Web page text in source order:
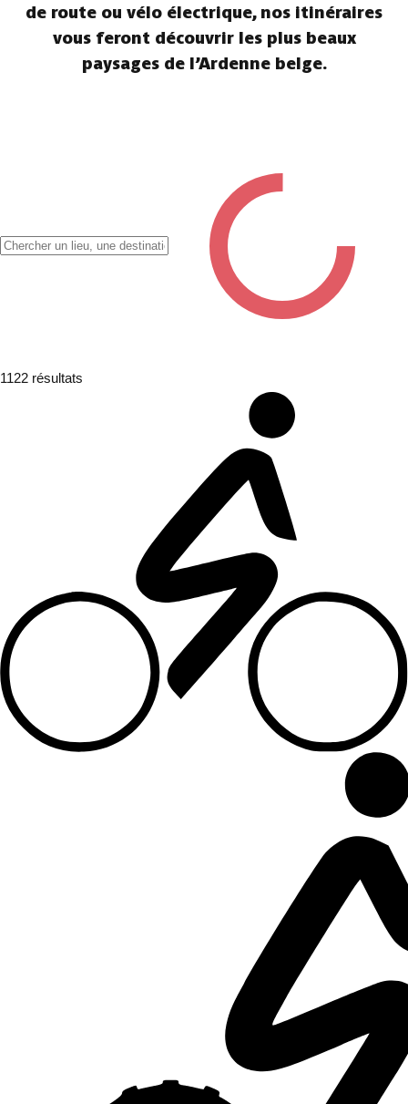
de route ou vélo électrique, nos itinéraires
vous feront découvrir les plus beaux
paysages de l’Ardenne belge.
1122 résultats